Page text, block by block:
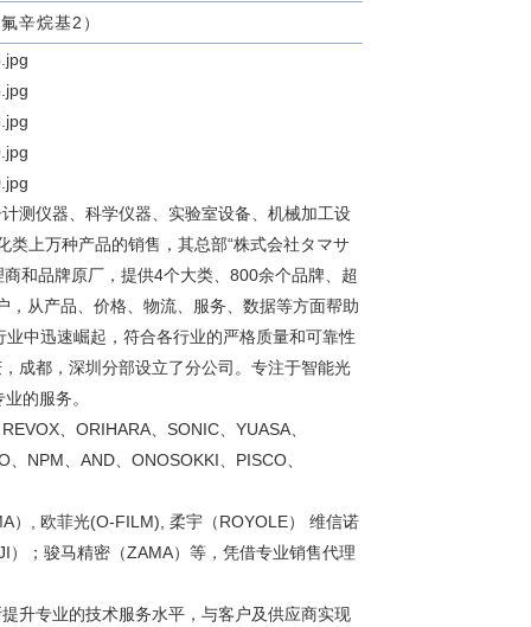
辛烷基2）
测仪器、科学仪器、实验室设备、机械加工设
上万种产品的销售，其总部“株式会社タマサ
和品牌原厂，提供4个大类、800余个品牌、超
从产品、价格、物流、服务、数据等方面帮助
中迅速崛起，符合各行业的严格质量和可靠性
成都，深圳分部设立了分公司。专注于智能光
的服务。
、ORIHARA、SONIC、YUASA、
NPM、AND、ONOSOKKI、PISCO、
）, 欧菲光(O-FILM), 柔宇（ROYOLE） 维信诺
；骏马精密（ZAMA）等，凭借专业销售代理
升专业的技术服务水平，与客户及供应商实现